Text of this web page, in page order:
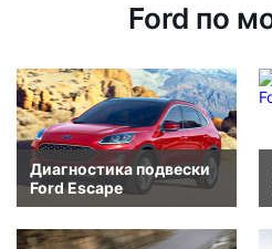
Ford по
Диагностика подвески
Ford Escape